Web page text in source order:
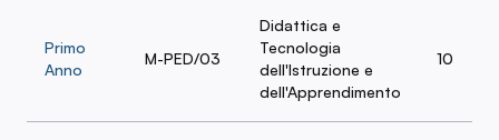
Primo
Anno
M-PED/03
Didattica e
Tecnologia
dell'Istruzione e
dell'Apprendimento
10